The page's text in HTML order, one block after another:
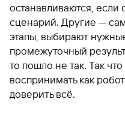
останавливаются, если
сценарий. Другие —
этапы, выбирают
промежуточный
то пошло не так. Так
воспринимать как
доверить всё.